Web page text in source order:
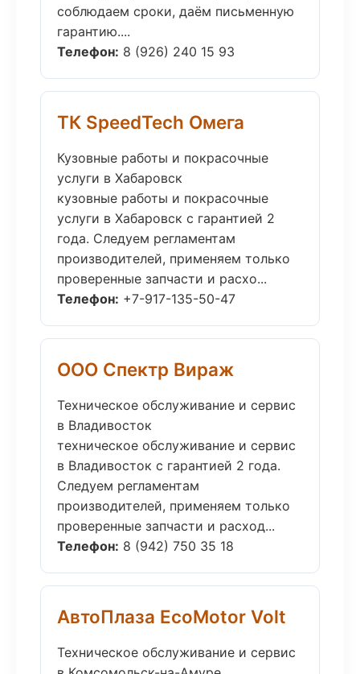
соблюдаем сроки, даём письменную
гарантию....
Телефон: 8 (926) 240 15 93
ТК SpeedTech Омега
Кузовные работы и покрасочные
услуги в Хабаровск
кузовные работы и покрасочные
услуги в Хабаровск с гарантией 2
года. Следуем регламентам
производителей, применяем только
проверенные запчасти и расхо...
Телефон: +7-917-135-50-47
ООО Спектр Вираж
Техническое обслуживание и сервис
в Владивосток
техническое обслуживание и сервис
в Владивосток с гарантией 2 года.
Следуем регламентам
производителей, применяем только
проверенные запчасти и расход...
Телефон: 8 (942) 750 35 18
АвтоПлаза EcoMotor Volt
Техническое обслуживание и сервис